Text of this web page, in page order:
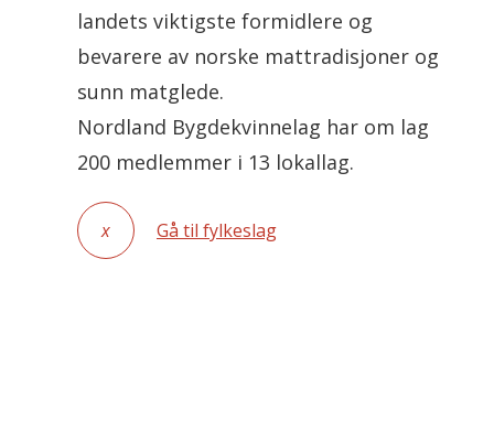
landets viktigste formidlere og
bevarere av norske mattradisjoner og
sunn matglede.
Nordland Bygdekvinnelag har om lag
200 medlemmer i 13 lokallag.
x Gå til fylkeslag